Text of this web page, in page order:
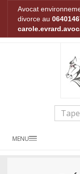
Avocat
divorce au
MENU